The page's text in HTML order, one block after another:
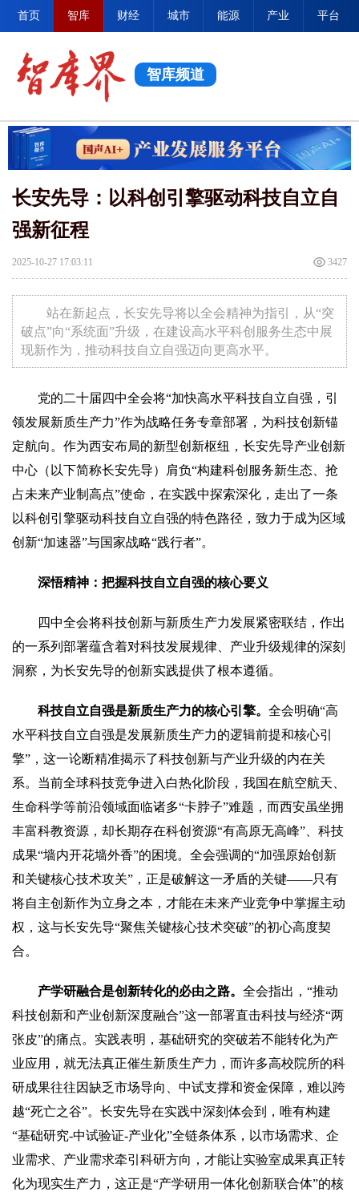
首页 智库 财经 城市 能源 产业 平台
智库频道
长安先导：以科创引擎驱动科技自立自
强新征程
2025-10-27 17:03:11 3427
站在新起点，长安先导将以全会精神为指引，从“突
破点”向“系统面”升级，在建设高水平科创服务生态中展
现新作为，推动科技自立自强迈向更高水平。
党的二十届四中全会将“加快高水平科技自立自强，引
领发展新质生产力”作为战略任务专章部署，为科技创新锚
定航向。作为西安布局的新型创新枢纽，长安先导产业创新
中心（以下简称长安先导）肩负“构建科创服务新生态、抢
占未来产业制高点”使命，在实践中探索深化，走出了一条
以科创引擎驱动科技自立自强的特色路径，致力于成为区域
创新“加速器”与国家战略“践行者”。
深悟精神：把握科技自立自强的核心要义
四中全会将科技创新与新质生产力发展紧密联结，作出
的一系列部署蕴含着对科技发展规律、产业升级规律的深刻
洞察，为长安先导的创新实践提供了根本遵循。
科技自立自强是新质生产力的核心引擎。 全会明确“高
水平科技自立自强是发展新质生产力的逻辑前提和核心引
擎”，这一论断精准揭示了科技创新与产业升级的内在关
系。当前全球科技竞争进入白热化阶段，我国在航空航天、
生命科学等前沿领域面临诸多“卡脖子”难题，而西安虽坐拥
丰富科教资源，却长期存在科创资源“有高原无高峰”、科技
成果“墙内开花墙外香”的困境。全会强调的“加强原始创新
和关键核心技术攻关”，正是破解这一矛盾的关键——只有
将自主创新作为立身之本，才能在未来产业竞争中掌握主动
权，这与长安先导“聚焦关键核心技术突破”的初心高度契
合。
产学研融合是创新转化的必由之路。 全会指出，“推动
科技创新和产业创新深度融合”这一部署直击科技与经济“两
张皮”的痛点。实践表明，基础研究的突破若不能转化为产
业应用，就无法真正催生新质生产力，而许多高校院所的科
研成果往往因缺乏市场导向、中试支撑和资金保障，难以跨
越“死亡之谷”。长安先导在实践中深刻体会到，唯有构建
“基础研究-中试验证-产业化”全链条体系，以市场需求、企
业需求、产业需求牵引科研方向，才能让实验室成果真正转
化为现实生产力，这正是“产学研用一体化创新联合体”的核